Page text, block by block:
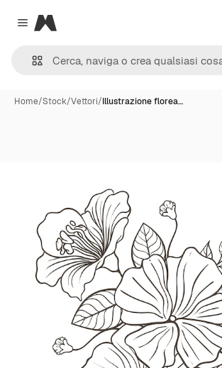
Close menu
Magnific
Home/Stock/Vettori/Illustrazione florea…